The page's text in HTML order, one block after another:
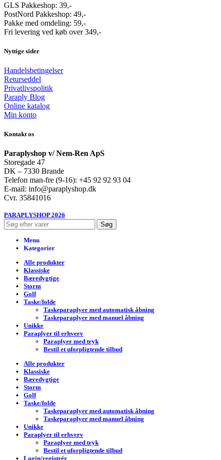
varesiden
GLS Pakkeshop: 39,-
PostNord Pakkeshop: 49,-
Pakke med omdeling: 59,-
Fri levering ved køb over 349,-
Nyttige sider
Handelsbetingelser
Returseddel
Privatlivspolitik
Paraply Blog
Online katalog
Min konto
Kontakt os
Paraplyshop v/ Nem-Ren ApS
Storegade 47
DK – 7330 Brande
Telefon man-fre (9-16): +45 92 92 93 04
E-mail: info@paraplyshop.dk
Cvr. 35841016
PARAPLYSHOP 2026
Søg
Menu
Kategorier
Alle produkter
Klassiske
Bæredygtige
Storm
Golf
Taske/folde
Taskeparaplyer med automatisk åbning
Taskeparaplyer med manuel åbning
Unikke
Paraplyer til erhverv
Paraplyer med tryk
Bestil et uforpligtende tilbud
Alle produkter
Klassiske
Bæredygtige
Storm
Golf
Taske/folde
Taskeparaplyer med automatisk åbning
Taskeparaplyer med manuel åbning
Unikke
Paraplyer til erhverv
Paraplyer med tryk
Bestil et uforpligtende tilbud
Login/registrér